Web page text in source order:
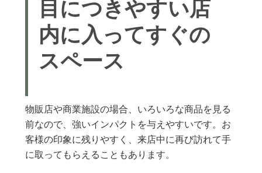
目につきやすい店
内に入ってすぐの
スペース
物販店や商業施設の場合、いろいろな商品を見る
前なので、強いインパクトを与えやすいです。お
客様の印象に残りやすく、来店中に再び訪れて手
に取ってもらえることもあります。